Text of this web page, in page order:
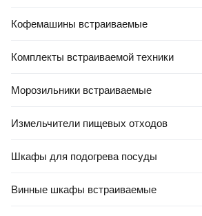
Кофемашины встраиваемые
Комплекты встраиваемой техники
Морозильники встраиваемые
Измельчители пищевых отходов
Шкафы для подогрева посуды
Винные шкафы встраиваемые